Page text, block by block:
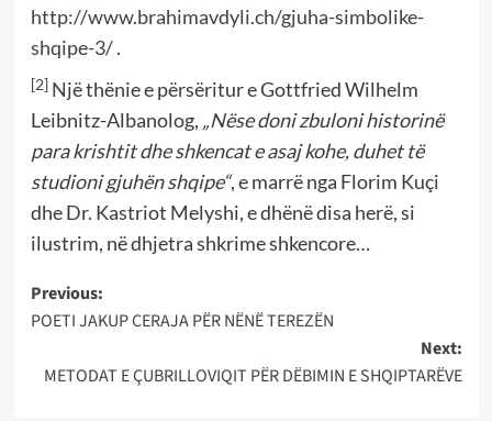
http://www.brahimavdyli.ch/gjuha-simbolike-
shqipe-3/.
[2]Një thënie e përsëritur e Gottfried Wilhelm
Leibnitz-Albanolog, „Nëse doni zbuloni historinë
para krishtit dhe shkencat e asaj kohe, duhet të
studioni gjuhën shqipe“, e marrë nga Florim Kuçi
dhe Dr. Kastriot Melyshi, e dhënë disa herë, si
ilustrim, në dhjetra shkrime shkencore…
Post
navigation
Previous:
POETI JAKUP CERAJA PËR NËNË TEREZËN
Next:
METODAT E ÇUBRILLOVIQIT PËR DËBIMIN E SHQIPTARËVE